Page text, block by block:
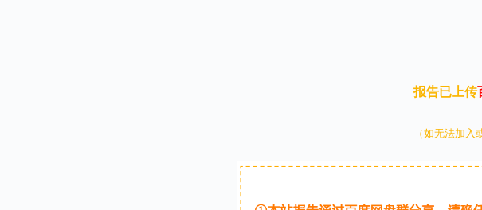
报告已上传
（如无法加入